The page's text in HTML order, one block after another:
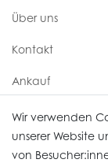
Über uns
Kontakt
Ankauf
Uhren Service
Vertrag
Wir verwenden
unserer Website
von